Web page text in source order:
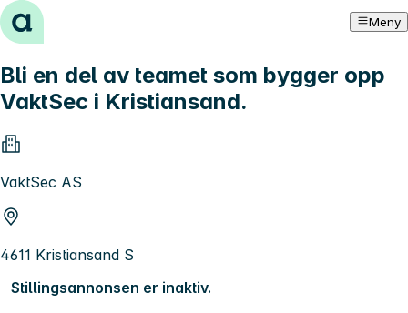
Hopp til innhold Meny
Bli en del av teamet som bygger opp
VaktSec i Kristiansand.
VaktSec AS
4611 Kristiansand S
Stillingsannonsen er inaktiv.